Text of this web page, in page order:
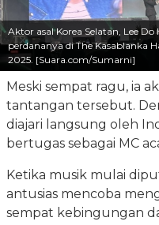
Aktor asal Korea Selatan, Lee
perdananya di The Kasablanka
2025. [Suara.com/Sumarni]
Meski sempat ragu, ia
tantangan tersebut.
diajari langsung oleh
bertugas sebagai MC
Ketika musik mulai
antusias mencoba
sempat kebingungan